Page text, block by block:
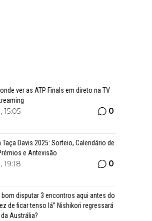
ver as ATP Finals em direto na TV
15:05 0
Taça Davis 2025: Sorteio, Calendário de
e Antevisão
19:18 0
bom disputar 3 encontros aqui antes do
de ficar tenso lá” Nishikori regressará
Austrália?